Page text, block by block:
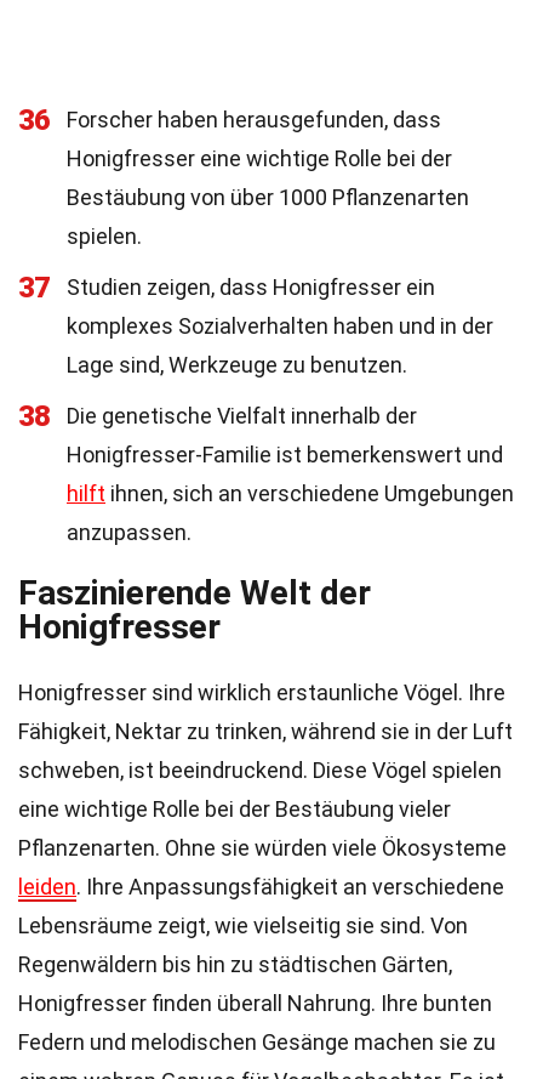
36
Forscher haben herausgefunden, dass
Honigfresser eine wichtige Rolle bei der
Bestäubung von über 1000 Pflanzenarten
spielen.
37
Studien zeigen, dass Honigfresser ein
komplexes Sozialverhalten haben und in der
Lage sind, Werkzeuge zu benutzen.
38
Die genetische Vielfalt innerhalb der
Honigfresser-Familie ist bemerkenswert und
hilft ihnen, sich an verschiedene Umgebungen
anzupassen.
Faszinierende Welt der
Honigfresser
Honigfresser sind wirklich erstaunliche Vögel. Ihre
Fähigkeit, Nektar zu trinken, während sie in der Luft
schweben, ist beeindruckend. Diese Vögel spielen
eine wichtige Rolle bei der Bestäubung vieler
Pflanzenarten. Ohne sie würden viele Ökosysteme
leiden. Ihre Anpassungsfähigkeit an verschiedene
Lebensräume zeigt, wie vielseitig sie sind. Von
Regenwäldern bis hin zu städtischen Gärten,
Honigfresser finden überall Nahrung. Ihre bunten
Federn und melodischen Gesänge machen sie zu